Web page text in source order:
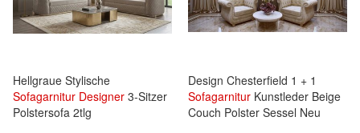
Hellgraue Stylische
Sofagarnitur Designer 3-Sitzer
Polstersofa 2tlg
Design Chesterfield 1 + 1
Sofagarnitur Kunstleder Beige
Couch Polster Sessel Neu